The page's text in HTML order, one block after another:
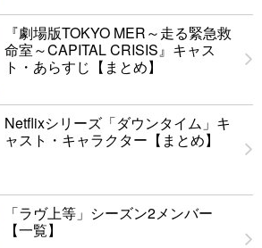
『劇場版TOKYO MER～走る緊急救
命室～CAPITAL CRISIS』キャス
ト・あらすじ【まとめ】
Netflixシリーズ「ダウンタイム」キ
ャスト・キャラクター【まとめ】
「ラヴ上等」シーズン2メンバー
【一覧】